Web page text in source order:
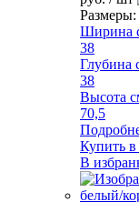
Размеры:
Ширина
38
Глубина
38
Высота
70,5
Купить
В